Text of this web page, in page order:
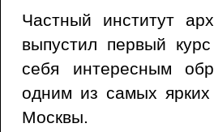
Частный институт
выпустил первый
себя интересным
одним из самых
Москвы.